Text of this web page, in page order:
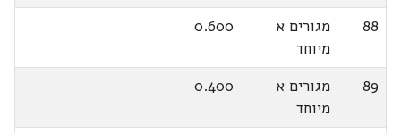
88
מגורים א
מיוחד
0.600
89
מגורים א
מיוחד
0.400